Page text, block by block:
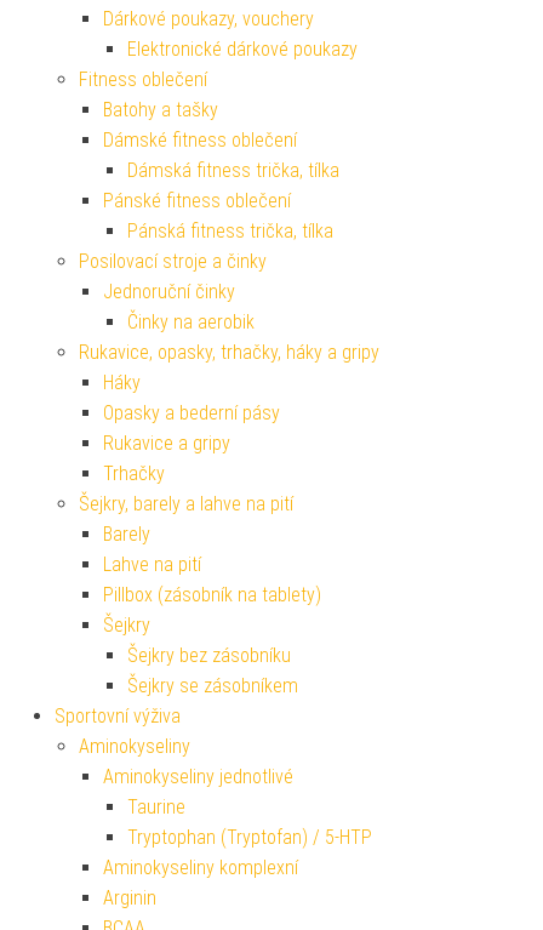
Dárkové poukazy, vouchery
Elektronické dárkové poukazy
Fitness oblečení
Batohy a tašky
Dámské fitness oblečení
Dámská fitness trička, tílka
Pánské fitness oblečení
Pánská fitness trička, tílka
Posilovací stroje a činky
Jednoruční činky
Činky na aerobik
Rukavice, opasky, trhačky, háky a gripy
Háky
Opasky a bederní pásy
Rukavice a gripy
Trhačky
Šejkry, barely a lahve na pití
Barely
Lahve na pití
Pillbox (zásobník na tablety)
Šejkry
Šejkry bez zásobníku
Šejkry se zásobníkem
Sportovní výživa
Aminokyseliny
Aminokyseliny jednotlivé
Taurine
Tryptophan (Tryptofan) / 5-HTP
Aminokyseliny komplexní
Arginin